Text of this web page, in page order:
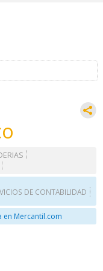
DE CONTABILIDAD
en Mercantil.com